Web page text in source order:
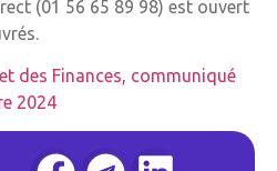
(01 56 65 89 98) est ouvert
des Finances, communiqué
2024